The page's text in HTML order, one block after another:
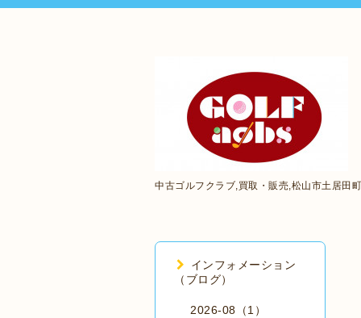
中古ゴルフクラブ,買取・販売,松山市土居田
インフォメーション
（ブログ）
2026-08（1）